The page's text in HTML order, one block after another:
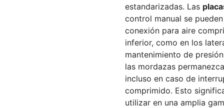
estandarizadas. Las
control manual se
conexión para aire
inferior, como en los
mantenimiento de
las mordazas
incluso en caso de
comprimido. Esto
utilizar en una amplia